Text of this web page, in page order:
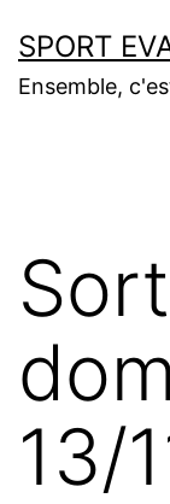
au
contenu
SPORT
Ensemble,
13/